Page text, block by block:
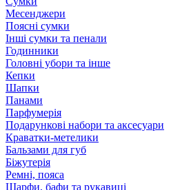
Месенджери
Поясні сумки
Інші сумки та пенали
Годинники
Головні убори та інше
Кепки
Шапки
Панами
Парфумерія
Подарункові набори та аксесуари
Краватки-метелики
Бальзами для губ
Біжутерія
Ремні, пояса
Шарфи, бафи та рукавиці